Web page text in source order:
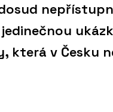
která v Česku